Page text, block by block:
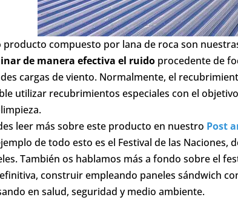
producto compuesto por lana de roca son
de manera efectiva el ruido procedente de
cargas de viento. Normalmente, el
utilizar recubrimientos especiales con el
leer más sobre este producto en nuestro Post
de todo esto es el Festival de las
También os hablamos más a fondo sobre el
construir empleando paneles sándwich
en salud, seguridad y medio ambiente.